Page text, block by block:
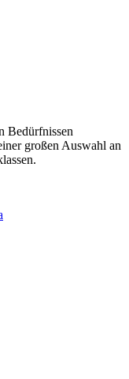
Bedürfnissen
großen Auswahl an